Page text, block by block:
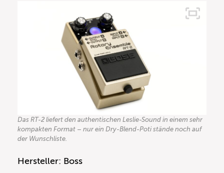
Das RT-2 liefert den authentischen Leslie-Sound in einem sehr
kompakten Format – nur ein Dry-Blend-Poti stände noch auf
der Wunschliste.
Hersteller: Boss